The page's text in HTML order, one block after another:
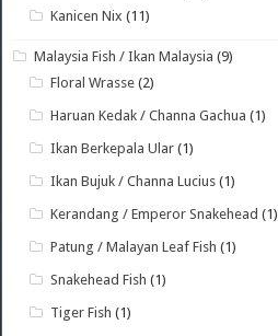
Kanicen Nix (11)
Malaysia Fish / Ikan Malaysia (9)
Floral Wrasse (2)
Haruan Kedak / Channa Gachua (1)
Ikan Berkepala Ular (1)
Ikan Bujuk / Channa Lucius (1)
Kerandang / Emperor Snakehead (1)
Patung / Malayan Leaf Fish (1)
Snakehead Fish (1)
Tiger Fish (1)